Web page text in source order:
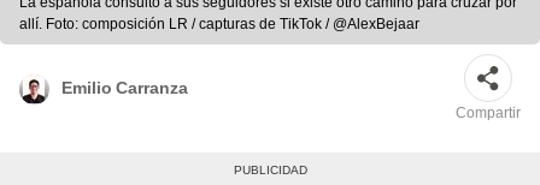
allí. Foto: composición LR / capturas de TikTok / @AlexBejaar
Emilio Carranza
Compartir